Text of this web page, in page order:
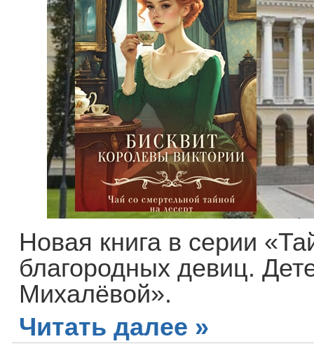
Новая книга в серии
благородных девиц.
Михалёвой».
Читать далее »